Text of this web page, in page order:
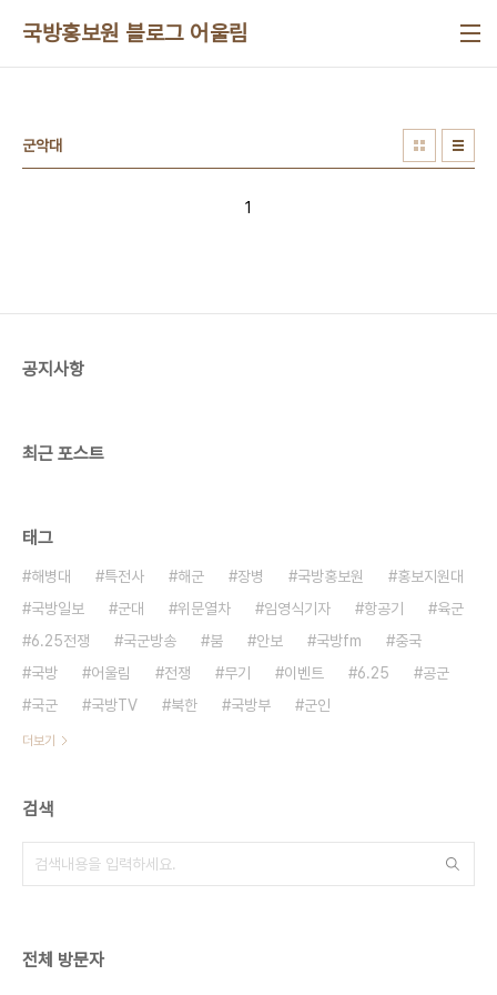
국방홍보원 블로그 어울림
군악대
1
공지사항
최근 포스트
태그
해병대 특전사 해군 장병 국방홍보원
홍보지원대
국방일보
군대 위문열차 임영식기자 항공기
육군
6.25전쟁
국군방송 붐 안보 국방fm
중국
국방
어울림 전쟁 무기 이벤트 6.25
공군
국군
국방TV 북한 국방부 군인
더보기
검색
전체 방문자